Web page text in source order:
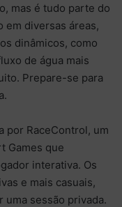
mas é tudo parte do
em diversas áreas,
dinâmicos, como
de água mais
Prepare-se para
por RaceControl, um
Games que
interativa. Os
e mais casuais,
uma sessão privada.